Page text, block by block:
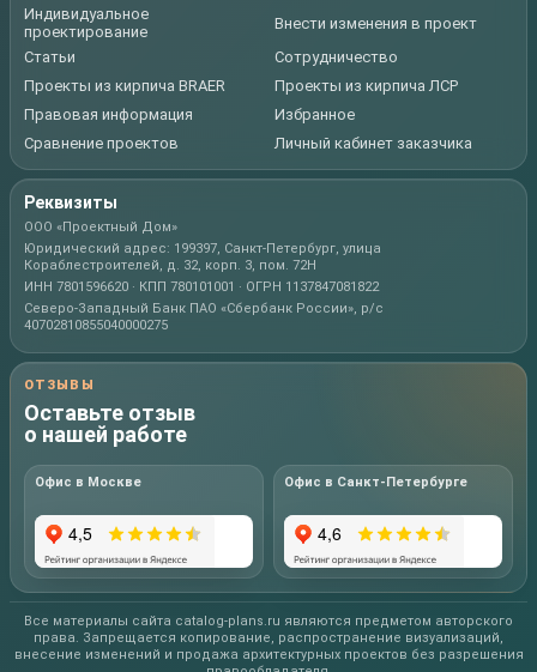
Индивидуальное
проектирование
Внести изменения в проект
Статьи
Сотрудничество
Проекты из кирпича BRAER
Проекты из кирпича ЛСР
Правовая информация
Избранное
Сравнение проектов
Личный кабинет заказчика
Реквизиты
ООО «Проектный Дом»
Юридический адрес: 199397, Санкт-Петербург, улица
Кораблестроителей, д. 32, корп. 3, пом. 72Н
ИНН 7801596620 · КПП 780101001 · ОГРН 1137847081822
Северо-Западный Банк ПАО «Сбербанк России», р/с
40702810855040000275
ОТЗЫВЫ
Оставьте отзыв
о нашей работе
Офис в Москве Офис в Санкт-Петербурге
Все материалы сайта catalog-plans.ru являются предметом авторского
права. Запрещается копирование, распространение визуализаций,
внесение изменений и продажа архитектурных проектов без разрешения